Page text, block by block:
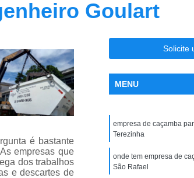
Entulho
Empresa de Caçamba para
para Construção Civil
Empresa de
para Obra
de Condomínio
Locação de Caçamba de
de Entulho
Locação de Caçamba
para Construção Civil
Condomínio
Remoção de Caçamba
Goulart
é bastante
empresas que
dos trabalhos
e descartes de
Solicite
MENU
empresa de caçamba
Terezinha
onde tem empresa de
São Rafael